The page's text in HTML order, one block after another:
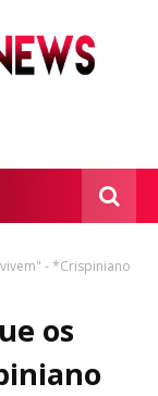
- *Crispiniano
os